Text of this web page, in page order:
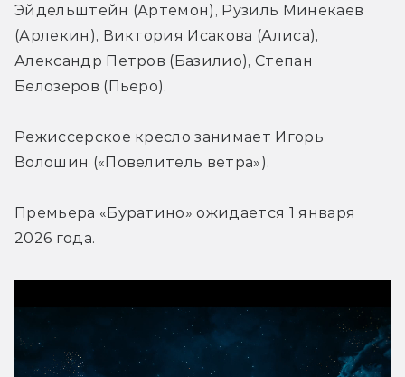
Эйдельштейн (Артемон), Рузиль Минекаев
(Арлекин), Виктория Исакова (Алиса),
Александр Петров (Базилио), Степан
Белозеров (Пьеро).
Режиссерское кресло занимает Игорь
Волошин («Повелитель ветра»).
Премьера «Буратино» ожидается 1 января
2026 года.